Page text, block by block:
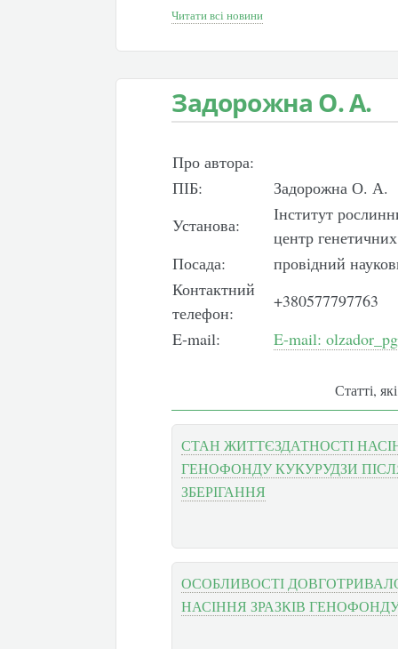
Читати всі новини
Задорожна О. А.
Про автора:
ПІБ:
Задорожна О. А.
Установа:
Інститут
центр
Посада:
провідний
Контактний
телефон:
+380577797763
E-mail:
E-mail:
Статті,
СТАН ЖИТТЄЗДАТНОСТІ
ГЕНОФОНДУ КУКУРУДЗИ
ЗБЕРІГАННЯ
ОСОБЛИВОСТІ
НАСІННЯ ЗРАЗКІВ